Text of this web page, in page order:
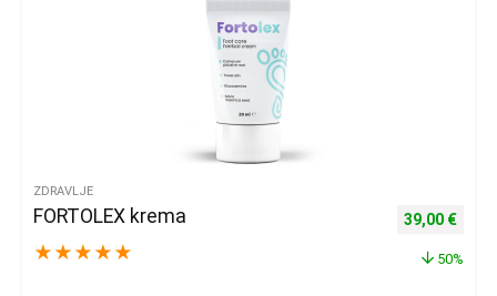
ZDRAVLJE
FORTOLEX krema
★ ★ ★ ★ ★
Izvorna
39,00 €
50%